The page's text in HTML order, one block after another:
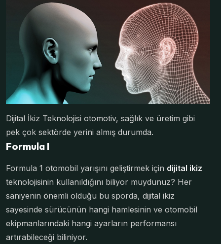
Dijital İkiz Teknolojisi otomotiv, sağlık ve üretim gibi
pek çok sektörde yerini almış durumda.
Formula I
Formula 1 otomobil yarışını geliştirmek için dijital ikiz
teknolojisinin kullanıldığını biliyor muydunuz? Her
saniyenin önemli olduğu bu sporda, dijital ikiz
sayesinde sürücünün hangi hamlesinin ve otomobil
ekipmanlarındaki hangi ayarların performansı
artırabileceği biliniyor.